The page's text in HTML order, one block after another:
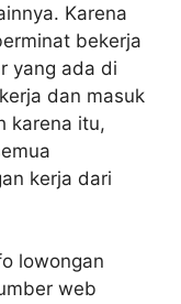
Karena
bekerja
yang ada di
dan masuk
karena itu,
kerja dari
lowongan
web